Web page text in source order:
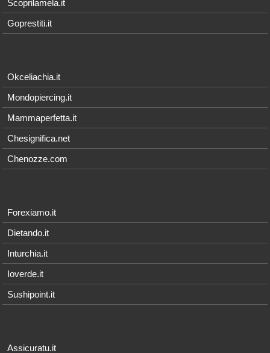
Scoprilamela.it
Goprestiti.it
Okceliachia.it
Mondopiercing.it
Mammaperfetta.it
Chesignifica.net
Chenozze.com
Forexiamo.it
Dietando.it
Inturchia.it
Ioverde.it
Sushipoint.it
Assicuratu.it